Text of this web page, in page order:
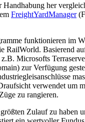
her
FreightYardManager
funktionieren im
RailWorld. Basierend
Microsofts
zur Verfügung
verwendet um
zu rangieren.
Zulauf zu haben